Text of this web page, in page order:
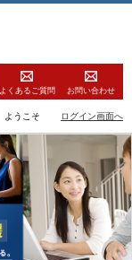
よくあるご質問 お問い合わせ
ようこそ ログイン画面へ